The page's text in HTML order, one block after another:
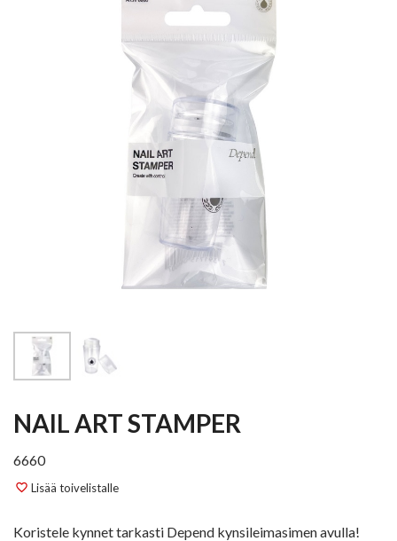
NAIL ART STAMPER
6660
favorite_border Lisää toivelistalle
Koristele kynnet tarkasti Depend kynsileimasimen avulla!